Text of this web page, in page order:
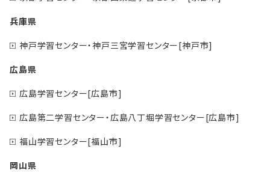
兵庫県
神戸学習センター・神戸三宮学習センター[神戸市]
広島県
広島学習センター[広島市]
広島第二学習センター・広島八丁堀学習センター[広島市]
福山学習センター[福山市]
岡山県